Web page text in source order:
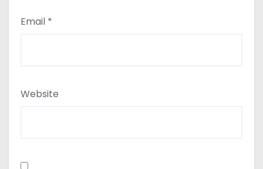
Email *
Website